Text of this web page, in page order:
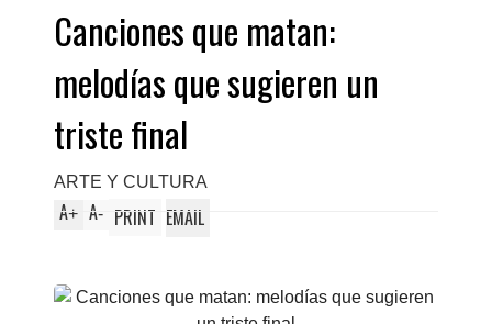
Canciones que matan:
melodías que sugieren un
triste final
ARTE Y CULTURA
A+ A- PRINT EMAIL